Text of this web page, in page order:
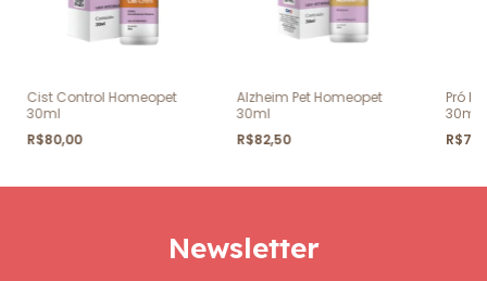
Cist Control Homeopet
30ml
R$80,00
Alzheim Pet Homeopet
30ml
R$82,50
Pró
30ml
Newsletter